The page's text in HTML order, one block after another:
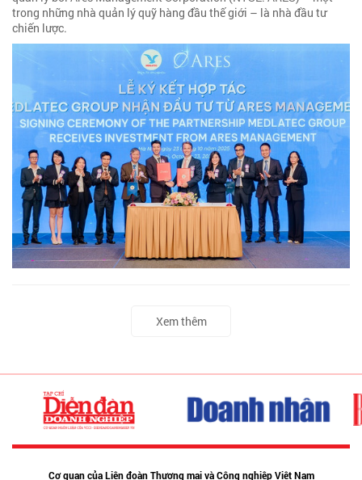
trong những nhà quản lý quỹ hàng đầu thế giới – là nhà đầu tư
chiến lược.
Xem thêm
Cơ quan của Liên đoàn Thương mại và Công nghiệp Việt Nam